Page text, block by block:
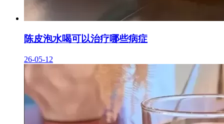
陈皮泡水喝可以治疗哪些病症
26-05-12